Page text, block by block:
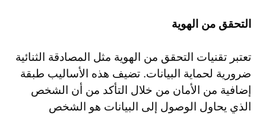
التحقق من الهوية
تعتبر تقنيات التحقق من الهوية مثل المصادقة الثنائية
ضرورية لحماية البيانات. تضيف هذه الأساليب طبقة
إضافية من الأمان من خلال التأكد من أن الشخص
الذي يحاول الوصول إلى البيانات هو الشخص